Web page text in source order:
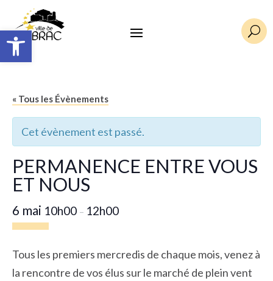
Ouvrir la barre d’outils U
« Tous les Évènements
Cet évènement est passé.
PERMANENCE ENTRE VOUS
ET NOUS
6 mai 10h00 – 12h00
Tous les premiers mercredis de chaque mois, venez à
la rencontre de vos élus sur le marché de plein vent